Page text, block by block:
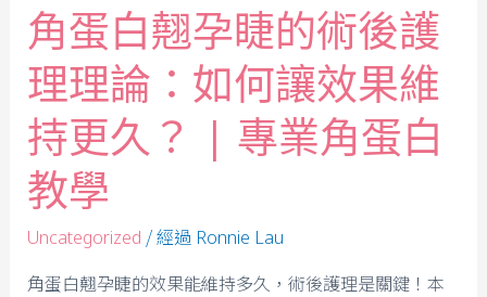
角蛋白翹孕睫的術後護
理理論：如何讓效果維
持更久？ | 專業角蛋白
教學
Uncategorized / 經過 Ronnie Lau
角蛋白翹孕睫的效果能維持多久，術後護理是關鍵！本